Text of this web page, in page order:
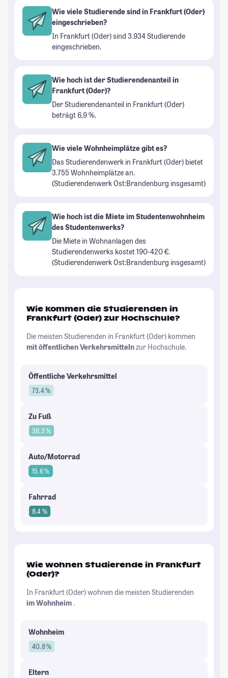
Wie viele Studierende sind in Frankfurt (Oder)
eingeschrieben?
In Frankfurt (Oder) sind 3.934 Studierende
eingeschrieben.
Wie hoch ist der Studierendenanteil in
Frankfurt (Oder)?
Der Studierendenanteil in Frankfurt (Oder)
beträgt 6,9 %.
Wie viele Wohnheimplätze gibt es?
Das Studierendenwerk in Frankfurt (Oder) bietet
3.755 Wohnheimplätze an.
(Studierendenwerk Ost:Brandenburg insgesamt)
Wie hoch ist die Miete im Studentenwohnheim
des Studentenwerks?
Die Miete in Wohnanlagen des
Studierendenwerks kostet 190-420 €.
(Studierendenwerk Ost:Brandenburg insgesamt)
Wie kommen die Studierenden in
Frankfurt (Oder) zur Hochschule?
Die meisten Studierenden in Frankfurt (Oder) kommen
mit öffentlichen Verkehrsmittelnzur Hochschule.
Öffentliche Verkehrsmittel
73.4 %
Zu Fuß
38.3 %
Auto/Motorrad
15.6 %
Fahrrad
8.4 %
Wie wohnen Studierende in Frankfurt
(Oder)?
In Frankfurt (Oder) wohnen die meisten Studierenden
im Wohnheim .
Wohnheim
40.8 %
Eltern